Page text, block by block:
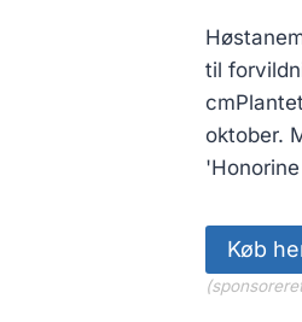
til
oktober.
Køb